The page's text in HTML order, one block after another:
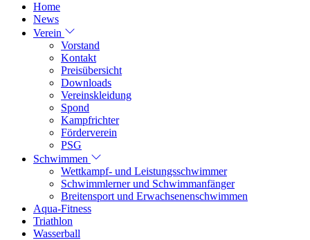
Home
News
Verein
Vorstand
Kontakt
Preisübersicht
Downloads
Vereinskleidung
Spond
Kampfrichter
Förderverein
PSG
Schwimmen
Wettkampf- und Leistungsschwimmer
Schwimmlerner und Schwimmanfänger
Breitensport und Erwachsenenschwimmen
Aqua-Fitness
Triathlon
Wasserball